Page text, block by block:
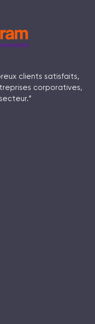
clients satisfaits,
corporatives,